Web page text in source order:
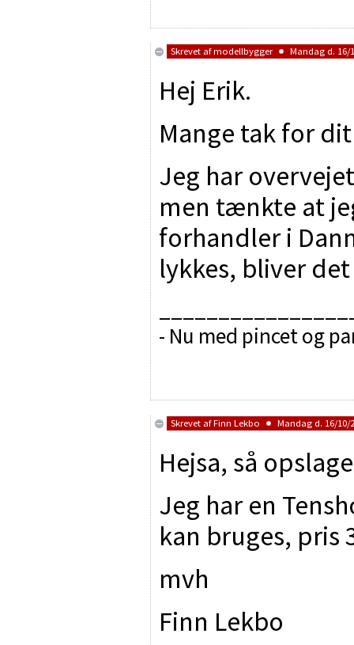
Skrevet afmodellbygger Mandag d. 16/
Hej Erik.
Mange tak for
Jeg har
men tænkte at
forhandler i
lykkes, bliver
- Nu med pincet og
Skrevet afFinn Lekbo Mandag d. 16/10/
Hejsa, så
Jeg har en
kan bruges, pris
mvh
Finn Lekbo